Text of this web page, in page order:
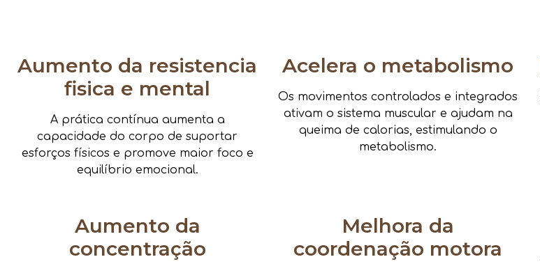
Aumento da resistencia
fisica e mental
A prática contínua aumenta a
capacidade do corpo de suportar
esforços físicos e promove maior foco e
equilíbrio emocional.
Acelera o metabolismo
Os movimentos controlados e integrados
ativam o sistema muscular e ajudam na
queima de calorias, estimulando o
metabolismo.
Aumento da
concentração
Melhora da
coordenação motora